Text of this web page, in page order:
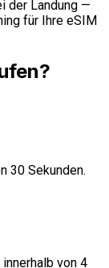
der Landung —
für Ihre eSIM
30 Sekunden.
von 4